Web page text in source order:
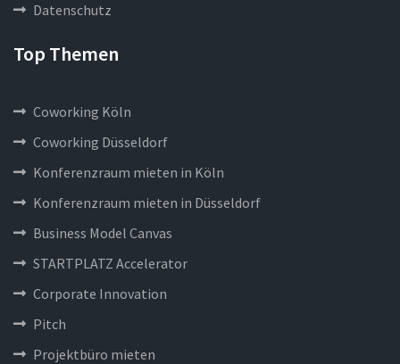
Datenschutz
Top Themen
Coworking Köln
Coworking Düsseldorf
Konferenzraum mieten in Köln
Konferenzraum mieten in Düsseldorf
Business Model Canvas
STARTPLATZ Accelerator
Corporate Innovation
Pitch
Projektbüro mieten